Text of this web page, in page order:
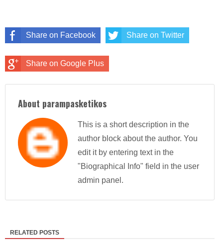
Share on Facebook Share on Twitter
Share on Google Plus
About parampasketikos
This is a short description in the
author block about the author. You
edit it by entering text in the
"Biographical Info" field in the user
admin panel.
RELATED POSTS